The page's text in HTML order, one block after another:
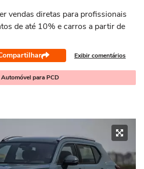
vendas diretas para profissionais
de até 10% e carros a partir de
Exibir comentários
para PCD